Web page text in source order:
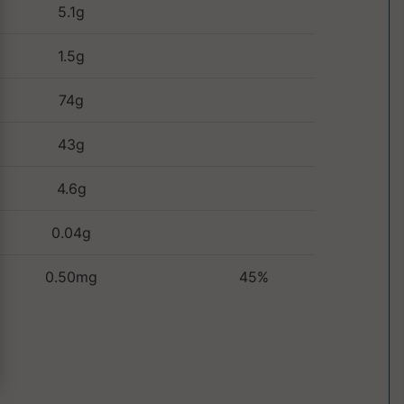
5.1g
1.5g
74g
43g
4.6g
0.04g
0.50mg 45%